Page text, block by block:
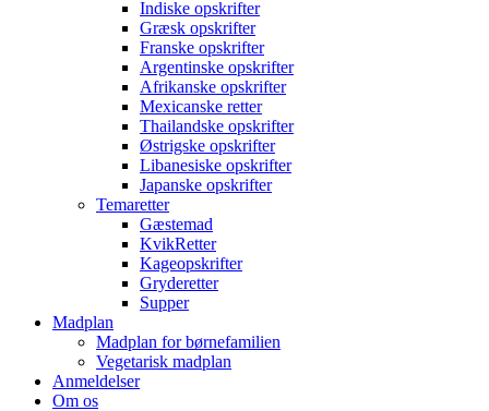
Indiske opskrifter
Græsk opskrifter
Franske opskrifter
Argentinske opskrifter
Afrikanske opskrifter
Mexicanske retter
Thailandske opskrifter
Østrigske opskrifter
Libanesiske opskrifter
Japanske opskrifter
Temaretter
Gæstemad
KvikRetter
Kageopskrifter
Gryderetter
Supper
Madplan
Madplan for børnefamilien
Vegetarisk madplan
Anmeldelser
Om os